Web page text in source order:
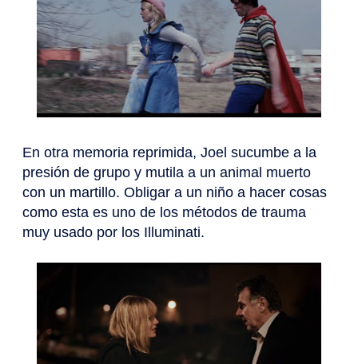
En otra memoria reprimida, Joel sucumbe a la
presión de grupo y mutila a un animal muerto
con un martillo. Obligar a un niño a hacer cosas
como esta es uno de los métodos de trauma
muy usado por los Illuminati.